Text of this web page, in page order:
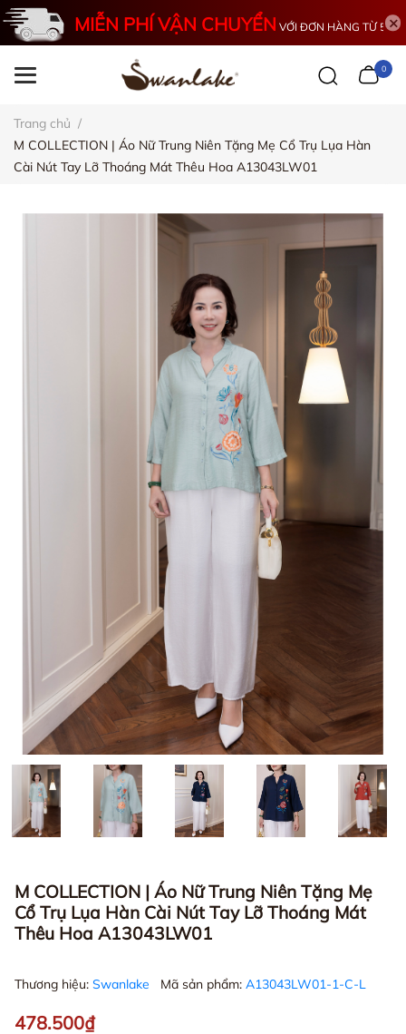
MIỄN PHÍ VẬN CHUYỂN VỚI ĐƠN HÀNG TỪ 500K
0
Trang chủ /
M COLLECTION | Áo Nữ Trung Niên Tặng Mẹ Cổ Trụ Lụa Hàn
Cài Nút Tay Lỡ Thoáng Mát Thêu Hoa A13043LW01
M COLLECTION | Áo Nữ Trung Niên Tặng Mẹ
Cổ Trụ Lụa Hàn Cài Nút Tay Lỡ Thoáng Mát
Thêu Hoa A13043LW01
Thương hiệu: Swanlake Mã sản phẩm: A13043LW01-1-C-L
478.500₫